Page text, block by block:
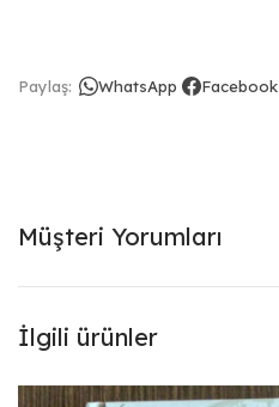
Paylaş: WhatsApp Facebook
Müşteri Yorumları
İlgili ürünler